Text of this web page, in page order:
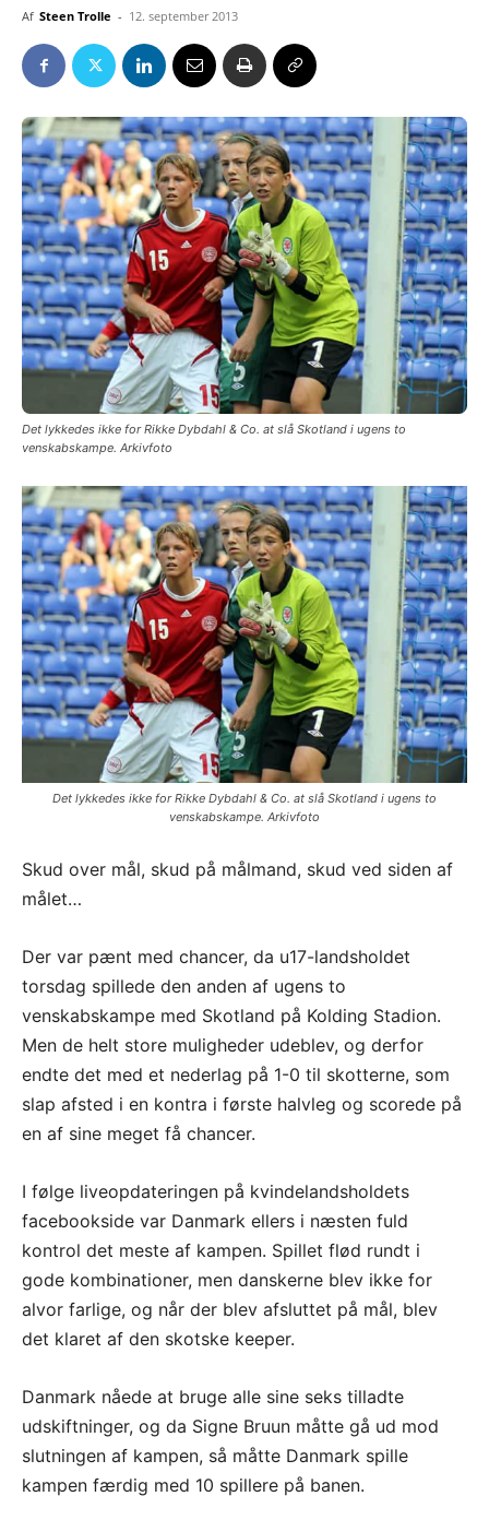
Af Steen Trolle - 12. september 2013
Det lykkedes ikke for Rikke Dybdahl & Co. at slå Skotland i ugens to
venskabskampe. Arkivfoto
Det lykkedes ikke for Rikke Dybdahl & Co. at slå Skotland i ugens to
venskabskampe. Arkivfoto
Skud over mål, skud på målmand, skud ved siden af
målet…
Der var pænt med chancer, da u17-landsholdet
torsdag spillede den anden af ugens to
venskabskampe med Skotland på Kolding Stadion.
Men de helt store muligheder udeblev, og derfor
endte det med et nederlag på 1-0 til skotterne, som
slap afsted i en kontra i første halvleg og scorede på
en af sine meget få chancer.
I følge liveopdateringen på kvindelandsholdets
facebookside var Danmark ellers i næsten fuld
kontrol det meste af kampen. Spillet flød rundt i
gode kombinationer, men danskerne blev ikke for
alvor farlige, og når der blev afsluttet på mål, blev
det klaret af den skotske keeper.
Danmark nåede at bruge alle sine seks tilladte
udskiftninger, og da Signe Bruun måtte gå ud mod
slutningen af kampen, så måtte Danmark spille
kampen færdig med 10 spillere på banen.